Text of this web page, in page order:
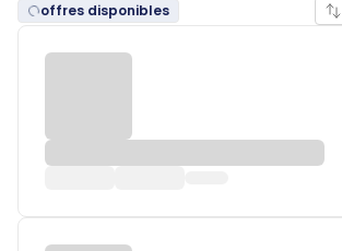
offres disponibles